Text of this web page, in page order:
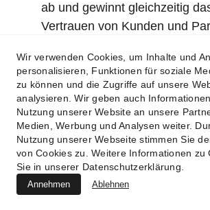
ab und gewinnt gleichzeitig
Vertrauen von Kunden und
Kurz gesagt:
Ein Zero Day ist
mit den richtigen Plänen im
ist Ihr Unternehmen nicht
Gegenteil: Sie verwandeln
in Handlungsfähigkeit und
daraus sogar einen
Wir verwenden Cookies, um Inhalte und
personalisieren, Funktionen für soziale
zu können und die Zugriffe auf unsere
analysieren. Wir geben auch
Nutzung unserer Website an unsere
Medien, Werbung und Analysen weiter.
Nutzung unserer Webseite stimmen Sie
von Cookies zu. Weitere Informationen zu
Sie in unserer Datenschutzerklärung.
Annehmen Ablehnen